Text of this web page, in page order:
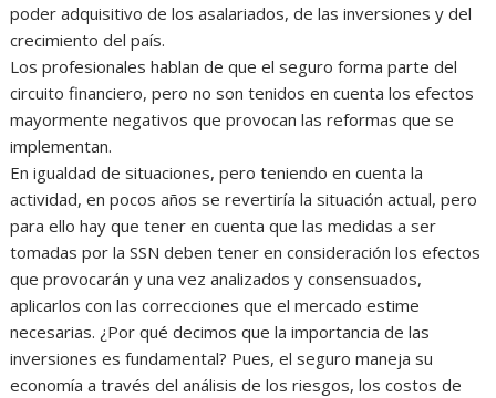
poder adquisitivo de los asalariados, de las inversiones y del
crecimiento del país.
Los profesionales hablan de que el seguro forma parte del
circuito financiero, pero no son tenidos en cuenta los efectos
mayormente negativos que provocan las reformas que se
implementan.
En igualdad de situaciones, pero teniendo en cuenta la
actividad, en pocos años se revertiría la situación actual, pero
para ello hay que tener en cuenta que las medidas a ser
tomadas por la SSN deben tener en consideración los efectos
que provocarán y una vez analizados y consensuados,
aplicarlos con las correcciones que el mercado estime
necesarias. ¿Por qué decimos que la importancia de las
inversiones es fundamental? Pues, el seguro maneja su
economía a través del análisis de los riesgos, los costos de